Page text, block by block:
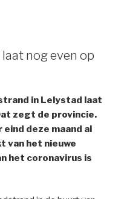
nog even op
in Lelystad laat
zegt de provincie.
deze maand al
van het nieuwe
het coronavirus is